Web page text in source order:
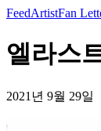
FeedArtistFan
엘라스
2021년 9월 29일